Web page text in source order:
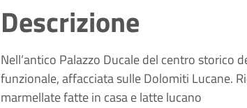
Descrizione
Nell’antico Palazzo Ducale del centro storico
funzionale, affacciata sulle Dolomiti Lucane.
marmellate fatte in casa e latte lucano